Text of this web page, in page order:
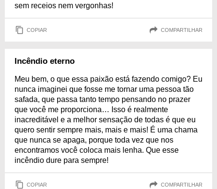
sem receios nem vergonhas!
COPIAR COMPARTILHAR
Incêndio eterno
Meu bem, o que essa paixão está fazendo comigo? Eu
nunca imaginei que fosse me tornar uma pessoa tão
safada, que passa tanto tempo pensando no prazer
que você me proporciona… Isso é realmente
inacreditável e a melhor sensação de todas é que eu
quero sentir sempre mais, mais e mais! É uma chama
que nunca se apaga, porque toda vez que nos
encontramos você coloca mais lenha. Que esse
incêndio dure para sempre!
COPIAR COMPARTILHAR